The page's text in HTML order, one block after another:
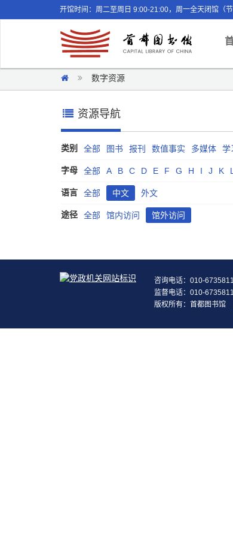
开馆时间：周二至周日 9:00-21:00，周一全天闭馆（节
数字资源
资源导航
类别 全部 图书 报刊 数值事实 多媒体 学
字母 全部 A B C D E F G H I J K L
语言 全部 中文 外文
途径 全部 馆内访问 馆外访问
咨询电话：010-
监督电话：010-
版权所有：首都图书馆